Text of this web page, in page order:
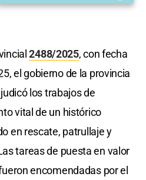
2488/2025, con fecha
el gobierno de la provincia
los trabajos de
vital de un histórico
en rescate, patrullaje y
tareas de puesta en valor
encomendadas por el